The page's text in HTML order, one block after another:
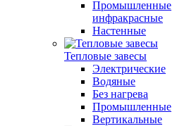
Промышленные
инфракрасные
Настенные
Тепловые завесы
Электрические
Водяные
Без нагрева
Промышленные
Вертикальные